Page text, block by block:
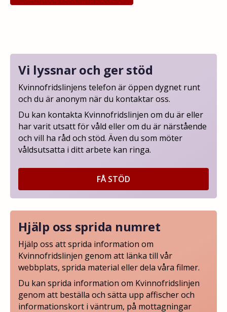
Vi lyssnar och ger stöd
Kvinnofridslinjens telefon är öppen dygnet runt
och du är anonym när du kontaktar oss.
Du kan kontakta Kvinnofridslinjen om du är eller
har varit utsatt för våld eller om du är närstående
och vill ha råd och stöd. Även du som möter
våldsutsatta i ditt arbete kan ringa.
FÅ STÖD
Hjälp oss sprida numret
Hjälp oss att sprida information om
Kvinnofridslinjen genom att länka till vår
webbplats, sprida material eller dela våra filmer.
Du kan sprida information om Kvinnofridslinjen
genom att beställa och sätta upp affischer och
informationskort i väntrum, på mottagningar